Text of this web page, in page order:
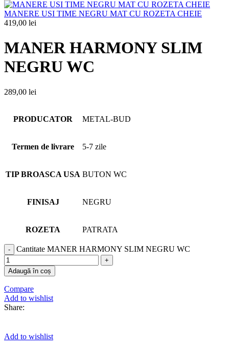
MANERE USI TIME NEGRU MAT CU ROZETA CHEIE
419,00 lei
MANER HARMONY SLIM
NEGRU WC
289,00 lei
PRODUCATOR METAL-BUD
Termen de livrare 5-7 zile
TIP BROASCA USA BUTON WC
FINISAJ NEGRU
ROZETA PATRATA
Cantitate MANER HARMONY SLIM NEGRU WC
Adaugă în coș
Compare
Add to wishlist
Share:
Add to wishlist